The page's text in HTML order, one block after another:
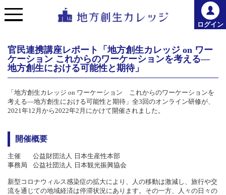
ログイン
官民連携講座レポート「地方創生カレッジ on ワー
ケーション これからのワーケーションを考える―
地方創生における可能性と期待」
「地方創生カレッジ on ワーケーション これからのワーケーションを
考える―地方創生における可能性と期待」全3回のオンライン研修が、
2021年12月から2022年2月にかけて開催されました。
開催概要
主催
公益財団法人 日本生産性本部
事務局
公益社団法人 日本観光振興協会
新型コロナウィルス感染症の拡大により、人の移動は激減し、旅行や交
流を通じての地域経済は停滞状況にあります。その一方、人々の日々の